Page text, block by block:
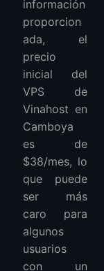
información
proporcion
ada, el
precio
inicial del
VPS de
Vinahost en
Camboya
es de
$38/mes, lo
que puede
ser más
caro para
algunos
usuarios
con un